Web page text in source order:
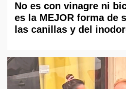
No es con vinagre ni
es la MEJOR forma de
las canillas y del